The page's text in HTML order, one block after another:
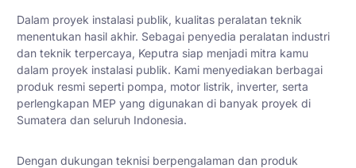
Dalam proyek instalasi publik, kualitas peralatan teknik
menentukan hasil akhir. Sebagai penyedia peralatan industri
dan teknik terpercaya, Keputra siap menjadi mitra kamu
dalam proyek instalasi publik. Kami menyediakan berbagai
produk resmi seperti pompa, motor listrik, inverter, serta
perlengkapan MEP yang digunakan di banyak proyek di
Sumatera dan seluruh Indonesia.
Dengan dukungan teknisi berpengalaman dan produk